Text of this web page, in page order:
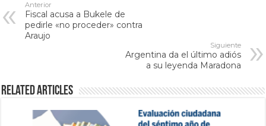
Anterior
Fiscal acusa a Bukele de
pedirle «no proceder» contra
Araujo
Siguiente
Argentina da el último adiós
a su leyenda Maradona
Related Articles